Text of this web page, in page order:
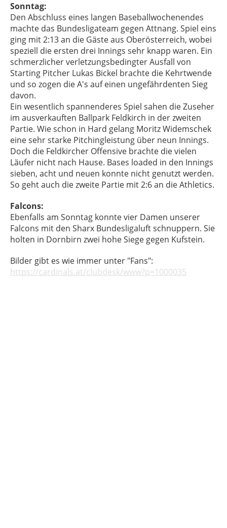
Sonntag:
Den Abschluss eines langen Baseballwochenendes
machte das Bundesligateam gegen Attnang. Spiel eins
ging mit 2:13 an die Gäste aus Oberösterreich, wobei
speziell die ersten drei Innings sehr knapp waren. Ein
schmerzlicher verletzungsbedingter Ausfall von
Starting Pitcher Lukas Bickel brachte die Kehrtwende
und so zogen die A's auf einen ungefährdenten Sieg
davon.
Ein wesentlich spannenderes Spiel sahen die Zuseher
im ausverkauften Ballpark Feldkirch in der zweiten
Partie. Wie schon in Hard gelang Moritz Widemschek
eine sehr starke Pitchingleistung über neun Innings.
Doch die Feldkircher Offensive brachte die vielen
Läufer nicht nach Hause. Bases loaded in den Innings
sieben, acht und neuen konnte nicht genutzt werden.
So geht auch die zweite Partie mit 2:6 an die Athletics.
Falcons:
Ebenfalls am Sonntag konnte vier Damen unserer
Falcons mit den Sharx Bundesligaluft schnuppern. Sie
holten in Dornbirn zwei hohe Siege gegen Kufstein.
Bilder gibt es wie immer unter "Fans":
https://cardinals.at/clubdesk/www?p=1000035